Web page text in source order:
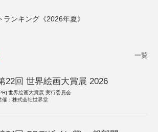
ンキング《2026年夏》
一覧
22回 世界絵画大賞展 2026
世界絵画大賞展 実行委員会
催：株式会社世界堂